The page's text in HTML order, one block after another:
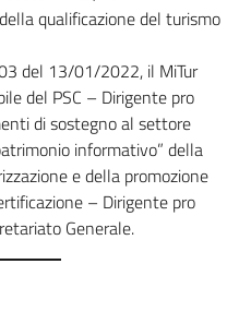
qualificazione del turismo
del 13/01/2022, il MiTur
del PSC – Dirigente pro
di sostegno al settore
informativo” della
e della promozione
– Dirigente pro
Generale.